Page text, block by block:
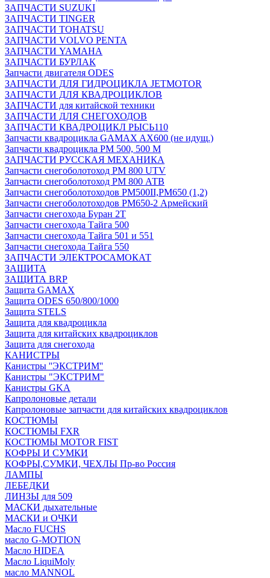
ЗАПЧАСТИ SUZUKI
ЗАПЧАСТИ TINGER
ЗАПЧАСТИ TOHATSU
ЗАПЧАСТИ VOLVO PENTA
ЗАПЧАСТИ YAMAHA
ЗАПЧАСТИ БУРЛАК
Запчасти двигателя ODES
ЗАПЧАСТИ ДЛЯ ГИДРОЦИКЛА JETMOTOR
ЗАПЧАСТИ ДЛЯ КВАДРОЦИКЛОВ
ЗАПЧАСТИ для китайской техники
ЗАПЧАСТИ ДЛЯ СНЕГОХОДОВ
ЗАПЧАСТИ КВАДРОЦИКЛ РЫСЬ110
Запчасти квадроцикла GAMAX AX600 (не идущ.)
Запчасти квадроцикла РМ 500, 500 М
ЗАПЧАСТИ РУССКАЯ МЕХАНИКА
Запчасти снегоболотоход РМ 800 UTV
Запчасти снегоболотоход РМ 800 АТВ
Запчасти снегоболотоходов РМ500II,РМ650 (1,2)
Запчасти снегоболотоходов РМ650-2 Армейский
Запчасти снегохода Буран 2Т
Запчасти снегохода Тайга 500
Запчасти снегохода Тайга 501 и 551
Запчасти снегохода Тайга 550
ЗАПЧАСТИ ЭЛЕКТРОСАМОКАТ
ЗАЩИТА
ЗАЩИТА BRP
Защита GAMAX
Защита ODES 650/800/1000
Защита STELS
Защита для квадроцикла
Защита для китайских квадроциклов
Защита для снегохода
КАНИСТРЫ
Канистры ''ЭКСТРИМ''
Канистры "ЭКСТРИМ"
Канистры GKA
Капролоновые детали
Капролоновые запчасти для китайских квадроциклов
КОСТЮМЫ
КОСТЮМЫ FXR
КОСТЮМЫ MOTOR FIST
КОФРЫ И СУМКИ
КОФРЫ,СУМКИ, ЧЕХЛЫ Пр-во Россия
ЛАМПЫ
ЛЕБЕДКИ
ЛИНЗЫ для 509
МАСКИ дыхательные
МАСКИ и ОЧКИ
Масло FUCHS
масло G-MOTION
Масло HIDEA
Масло LiquiMoly
масло MANNOL